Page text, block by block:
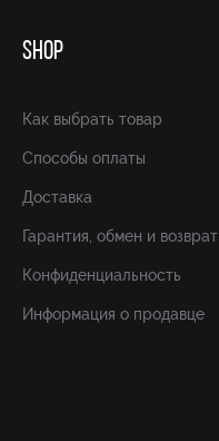
SHOP
Как выбрать товар
Способы оплаты
Доставка
Гарантия, обмен и возврат
Конфиденциальность
Информация о продавце